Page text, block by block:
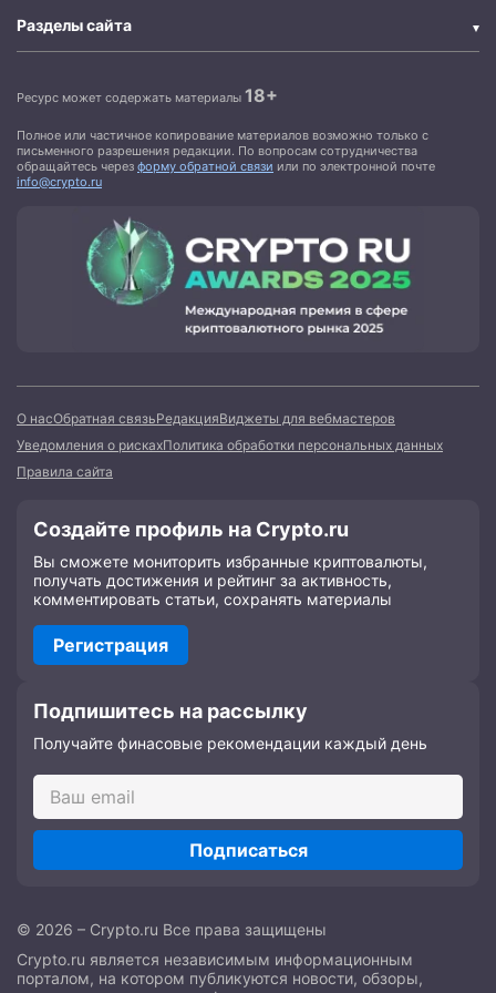
Разделы сайта
Ресурс может содержать материалы 18+
Полное или частичное копирование материалов возможно только с
письменного разрешения редакции. По вопросам сотрудничества
обращайтесь через форму обратной связи или по электронной почте
info@crypto.ru
О насОбратная связьРедакцияВиджеты для вебмастеров
Уведомления о рискахПолитика обработки персональных данных
Правила сайта
Создайте профиль на Crypto.ru
Вы сможете мониторить избранные криптовалюты,
получать достижения и рейтинг за активность,
комментировать статьи, сохранять материалы
Регистрация
Подпишитесь на рассылку
Получайте финасовые рекомендации каждый день
Подписаться
© 2026 – Crypto.ru Все права защищены
Crypto.ru является независимым информационным
порталом, на котором публикуются новости, обзоры,